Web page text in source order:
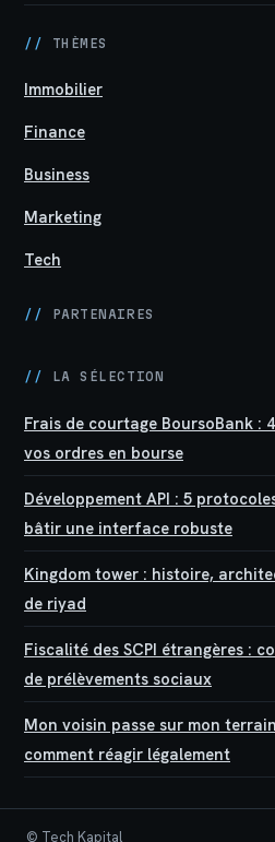
// THÈMES
Immobilier
Finance
Business
Marketing
Tech
// PARTENAIRES
// LA SÉLECTION
Frais de courtage BoursoBank
vos ordres en bourse
Développement API : 5
bâtir une interface robuste
Kingdom tower : histoire,
de riyad
Fiscalité des SCPI étrangères :
de prélèvements sociaux
Mon voisin passe sur mon
comment réagir légalement
© Tech Kapital